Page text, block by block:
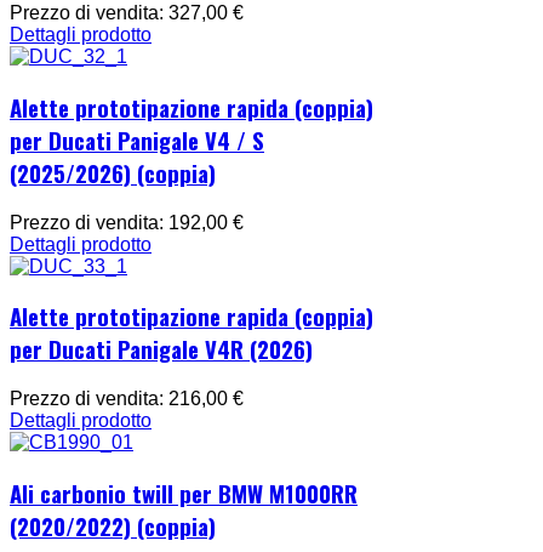
Prezzo di vendita: 327,00 €
Dettagli prodotto
Alette prototipazione rapida (coppia)
per Ducati Panigale V4 / S
(2025/2026) (coppia)
Prezzo di vendita: 192,00 €
Dettagli prodotto
Alette prototipazione rapida (coppia)
per Ducati Panigale V4R (2026)
Prezzo di vendita: 216,00 €
Dettagli prodotto
Ali carbonio twill per BMW M1000RR
(2020/2022) (coppia)